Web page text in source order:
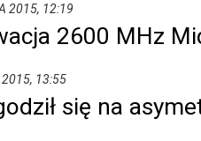
2015, 12:19
2600 MHz
2015, 13:55
się na